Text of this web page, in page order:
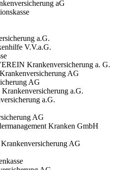
aG
a.G.
V.V.a.G.
Krankenversicherung a. G.
AG
AG
a.G.
a.G.
AG
Kranken GmbH
AG